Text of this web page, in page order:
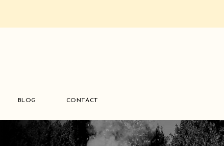
BLOG CONTACT